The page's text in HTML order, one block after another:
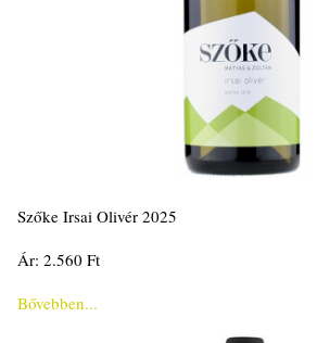
Szőke Irsai Olivér 2025
Ár: 2.560 Ft
Bővebben...